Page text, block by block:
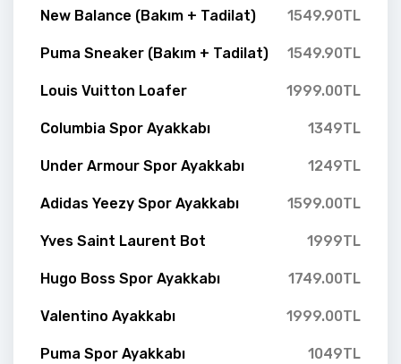
New Balance (Bakım + Tadilat) 1549.90TL
Puma Sneaker (Bakım + Tadilat) 1549.90TL
Louis Vuitton Loafer 1999.00TL
Columbia Spor Ayakkabı 1349TL
Under Armour Spor Ayakkabı 1249TL
Adidas Yeezy Spor Ayakkabı 1599.00TL
Yves Saint Laurent Bot 1999TL
Hugo Boss Spor Ayakkabı 1749.00TL
Valentino Ayakkabı 1999.00TL
Puma Spor Ayakkabı 1049TL